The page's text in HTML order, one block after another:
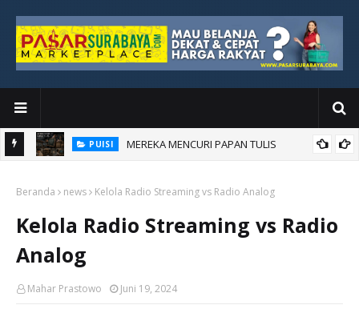
PUISI MEREKA MENCURI PAPAN TULIS
PUISI AKU BANGGA JADI KORUPTOR
Beranda news Kelola Radio Streaming vs Radio Analog
Kelola Radio Streaming vs Radio
Analog
Mahar Prastowo Juni 19, 2024